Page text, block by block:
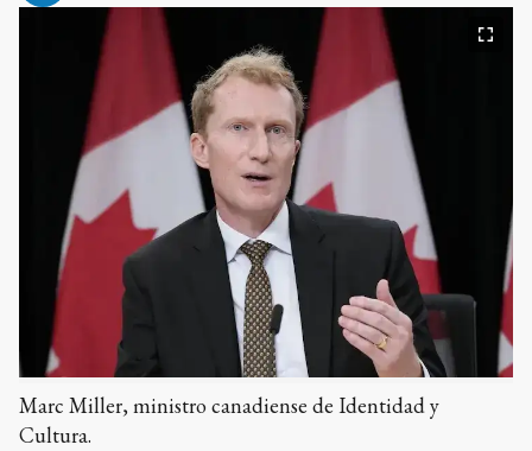
Marc Miller, ministro canadiense de Identidad y
Cultura.